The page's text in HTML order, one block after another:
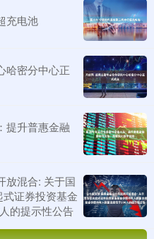
充电池
哈密分中心正
提升普惠金融
放混合: 关于国
证券投资基金
的提示性公告